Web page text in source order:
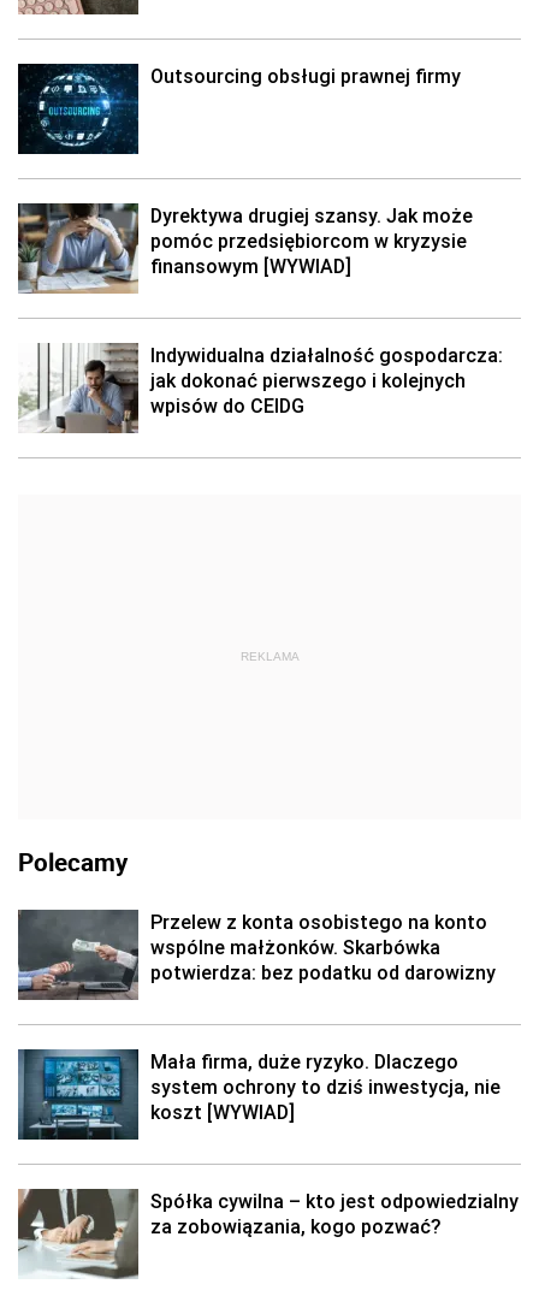
Outsourcing obsługi prawnej firmy
Dyrektywa drugiej szansy. Jak może
pomóc przedsiębiorcom w kryzysie
finansowym [WYWIAD]
Indywidualna działalność gospodarcza:
jak dokonać pierwszego i kolejnych
wpisów do CEIDG
REKLAMA
Polecamy
Przelew z konta osobistego na konto
wspólne małżonków. Skarbówka
potwierdza: bez podatku od darowizny
Mała firma, duże ryzyko. Dlaczego
system ochrony to dziś inwestycja, nie
koszt [WYWIAD]
Spółka cywilna – kto jest odpowiedzialny
za zobowiązania, kogo pozwać?